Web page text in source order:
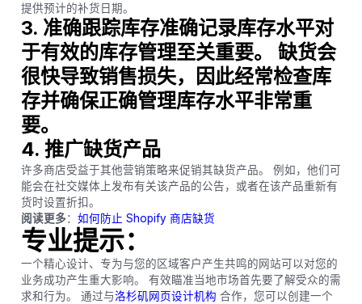
提供预计的补货日期。
3. 准确跟踪库存准确记录库存水平对
于有效的库存管理至关重要。 缺货会
很快导致销售损失，因此经常检查库
存并确保正确管理库存水平非常重
要。
4. 推广缺货产品
许多商店受益于其他营销策略来促销其缺货产品。 例如，他们可
能会在社交媒体上发布有关该产品的公告，或者在该产品重新有
货时设置折扣。
阅读更多： 如何防止 Shopify 商店缺货
专业提示：
一个精心设计、专为与您的区域客户产生共鸣的网站可以对您的
业务成功产生重大影响。 有效瞄准当地市场首先要了解受众的需
求和行为。 通过与洛杉矶网页设计机构 合作，您可以创建一个